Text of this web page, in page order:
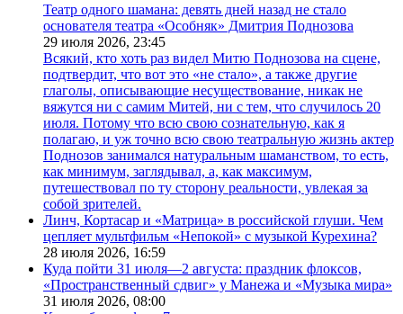
Театр одного шамана: девять дней назад не стало
основателя театра «Особняк» Дмитрия Поднозова
29 июля 2026, 23:45
Всякий, кто хоть раз видел Митю Поднозова на сцене,
подтвердит, что вот это «не стало», а также другие
глаголы, описывающие несуществование, никак не
вяжутся ни с самим Митей, ни с тем, что случилось 20
июля. Потому что всю свою сознательную, как я
полагаю, и уж точно всю свою театральную жизнь актер
Поднозов занимался натуральным шаманством, то есть,
как минимум, заглядывал, а, как максимум,
путешествовал по ту сторону реальности, увлекая за
собой зрителей.
Линч, Кортасар и «Матрица» в российской глуши. Чем
цепляет мультфильм «Непокой» с музыкой Курехина?
28 июля 2026, 16:59
Куда пойти 31 июля—2 августа: праздник флоксов,
«Пространственный сдвиг» у Манежа и «Музыка мира»
31 июля 2026, 08:00